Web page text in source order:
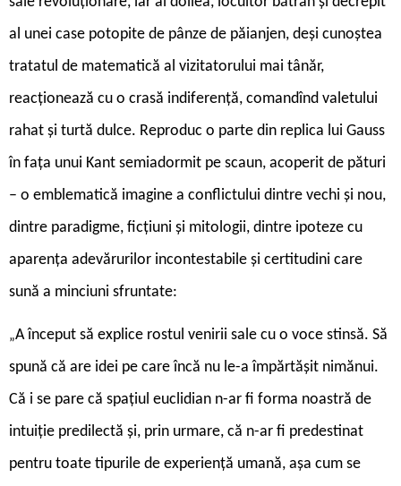
al unei case potopite de pânze de păianjen, deși cunoștea
tratatul de matematică al vizitatorului mai tânăr,
reacționează cu o crasă indiferență, comandînd valetului
rahat și turtă dulce. Reproduc o parte din replica lui Gauss
în fața unui Kant semiadormit pe scaun, acoperit de pături
– o emblematică imagine a conflictului dintre vechi și nou,
dintre paradigme, ficțiuni și mitologii, dintre ipoteze cu
aparența adevărurilor incontestabile și certitudini care
sună a minciuni sfruntate:
„A început să explice rostul venirii sale cu o voce stinsă. Să
spună că are idei pe care încă nu le-a împărtășit nimănui.
Că i se pare că spațiul euclidian n-ar fi forma noastră de
intuiție predilectă și, prin urmare, că n-ar fi predestinat
pentru toate tipurile de experiență umană, așa cum se